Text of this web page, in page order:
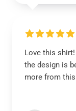
Love this
the design is
more from